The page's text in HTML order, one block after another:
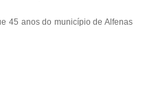
45 anos do município de Alfenas